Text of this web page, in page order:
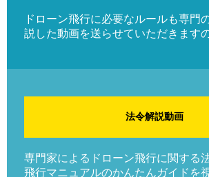
ドローン飛行に必要なルールも専門
説した動画を送らせていただきます
法令解説動画
専門家によるドローン飛行に関する
飛行マニュアルのかんたんガイドを